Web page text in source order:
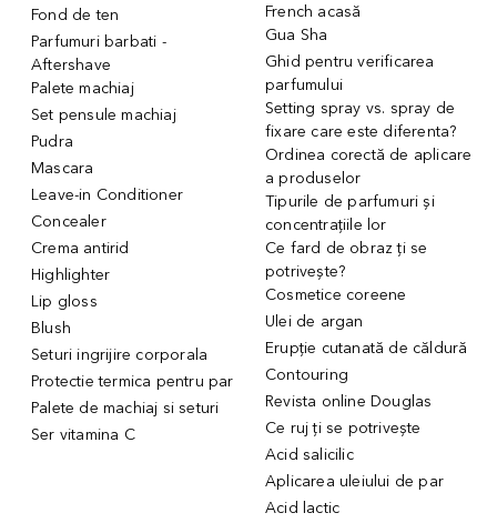
Fond de ten
Parfumuri barbati -
Aftershave
Palete machiaj
Set pensule machiaj
Pudra
Mascara
Leave-in Conditioner
Concealer
Crema antirid
Highlighter
Lip gloss
Blush
Seturi ingrijire corporala
Protectie termica pentru par
Palete de machiaj si seturi
Ser vitamina C
French acasă
Gua Sha
Ghid pentru verificarea
parfumului
Setting spray vs. spray de
fixare care este diferenta?
Ordinea corectă de aplicare
a produselor
Tipurile de parfumuri și
concentrațiile lor
Ce fard de obraz ți se
potrivește?
Cosmetice coreene
Ulei de argan
Erupție cutanată de căldură
Contouring
Revista online Douglas
Ce ruj ți se potrivește
Acid salicilic
Aplicarea uleiului de par
Acid lactic